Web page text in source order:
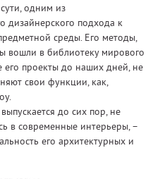
одним из
дизайнерского подхода к
среды. Его методы,
вошли в библиотеку мирового
его проекты до наших дней, не
свои функции, как,
до сих пор, не
в современные интерьеры, –
его архитектурных и